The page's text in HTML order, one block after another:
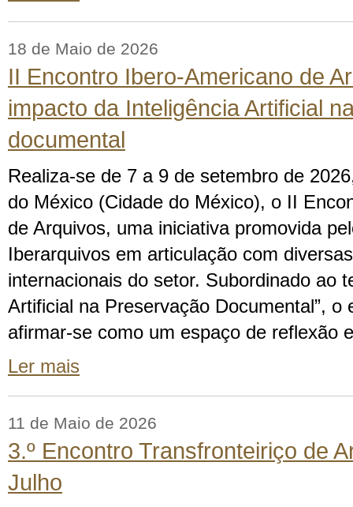
18 de Maio de 2026
II Encontro Ibero-Americano de
impacto da Inteligência Artificial
documental
Realiza-se de 7 a 9 de setembro de
do México (Cidade do México), o II
de Arquivos, uma iniciativa promovida
Iberarquivos em articulação com
internacionais do setor. Subordinado ao
Artificial na Preservação Documental”, o
afirmar-se como um espaço de reflexão
Ler mais
11 de Maio de 2026
3.º Encontro Transfronteiriço de
Julho